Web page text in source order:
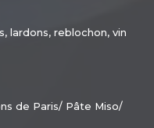
lardons, reblochon, vin
de Paris/ Pâte Miso/